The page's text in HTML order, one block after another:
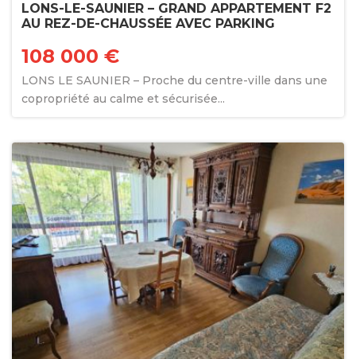
LONS-LE-SAUNIER – GRAND APPARTEMENT F2
AU REZ-DE-CHAUSSÉE AVEC PARKING
108 000 €
LONS LE SAUNIER – Proche du centre-ville dans une
copropriété au calme et sécurisée...